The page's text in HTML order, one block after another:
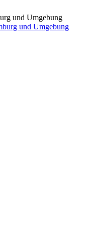
und Umgebung